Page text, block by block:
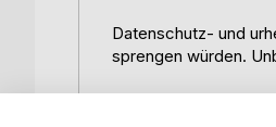
Datenschutz- und
sprengen würden.